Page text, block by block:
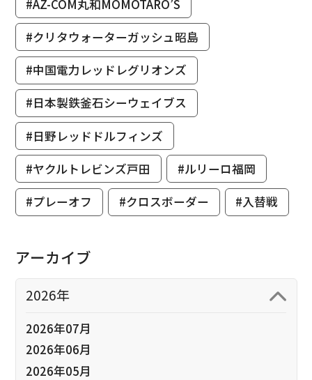
#AZ-COM丸和MOMOTARO’S
#クリタウォーターガッシュ昭島
#中国電力レッドレグリオンズ
#日本製鉄釜石シーウェイブス
#日野レッドドルフィンズ
#ヤクルトレビンズ戸田
#ルリーロ福岡
#プレーオフ
#クロスボーダー #入替戦
アーカイブ
2026年
2026年07月
2026年06月
2026年05月